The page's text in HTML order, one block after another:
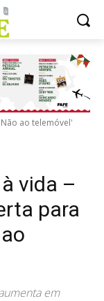
ao telemóvel'
vida –
para
em